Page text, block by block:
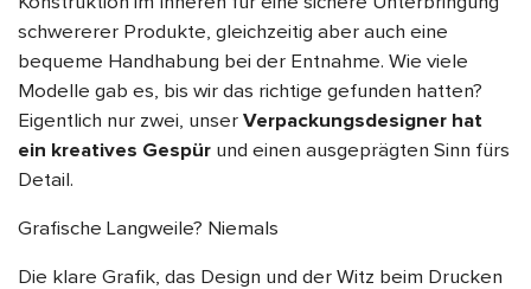
schwererer Produkte, gleichzeitig aber auch eine
bequeme Handhabung bei der Entnahme. Wie viele
Modelle gab es, bis wir das richtige gefunden hatten?
Eigentlich nur zwei, unser Verpackungsdesigner hat
ein kreatives Gespür und einen ausgeprägten Sinn fürs
Detail.
Grafische Langweile? Niemals
Die klare Grafik, das Design und der Witz beim Drucken